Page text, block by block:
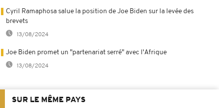
Cyril Ramaphosa salue la position de Joe Biden sur la levée des
brevets
13/08/2024
Joe Biden promet un "partenariat serré" avec l'Afrique
13/08/2024
SUR LE MÊME PAYS